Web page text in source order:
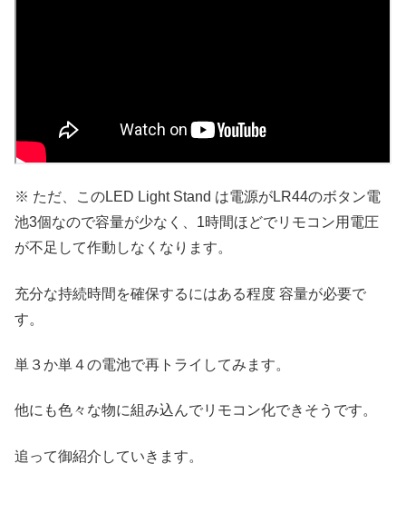
※ ただ、このLED Light Stand は電源がLR44のボタン電
池3個なので容量が少なく、1時間ほどでリモコン用電圧
が不足して作動しなくなります。
充分な持続時間を確保するにはある程度 容量が必要で
す。
単３か単４の電池で再トライしてみます。
他にも色々な物に組み込んでリモコン化できそうです。
追って御紹介していきます。